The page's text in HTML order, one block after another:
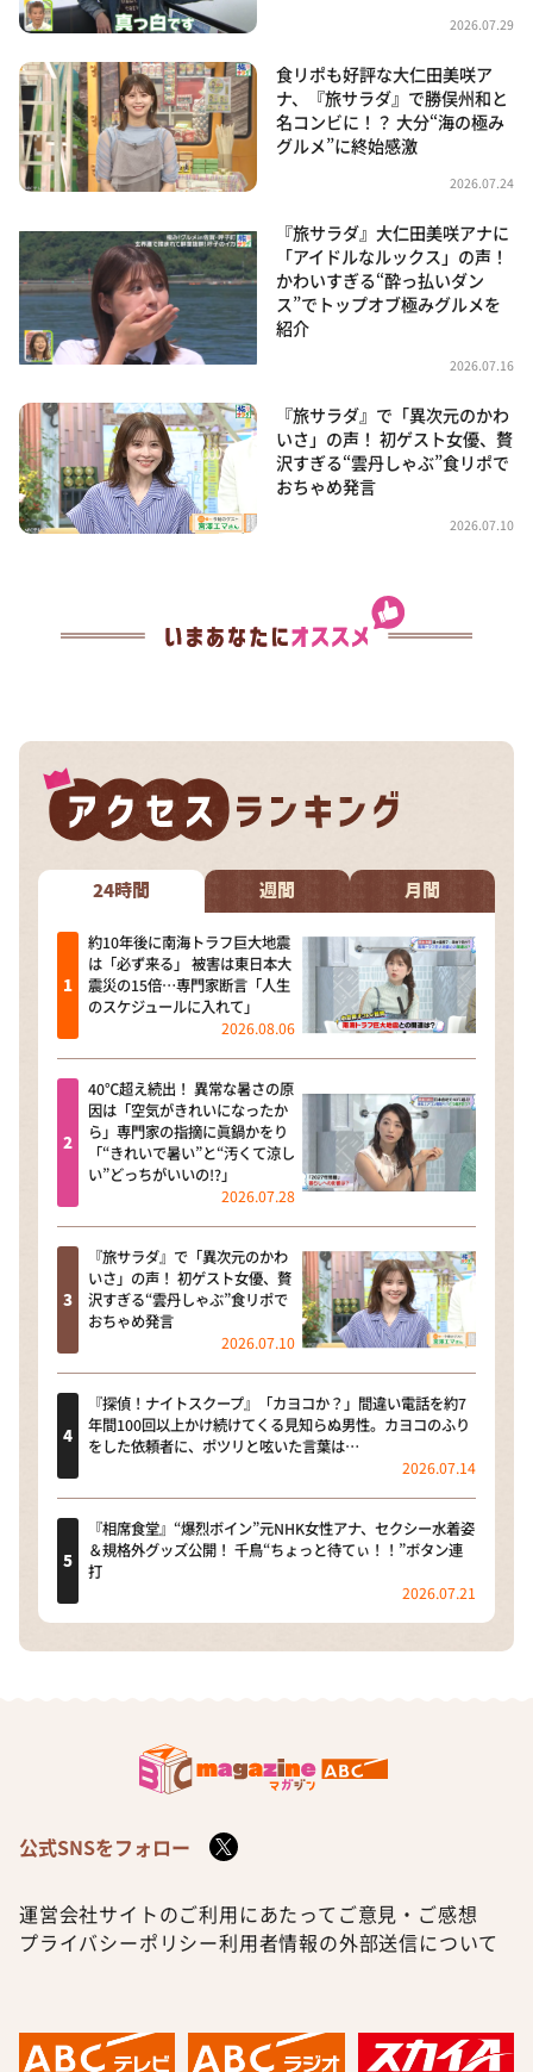
2026.07.29
食リポも好評な大仁田美咲ア
ナ、『旅サラダ』で勝俣州和と
名コンビに！？ 大分“海の極み
グルメ”に終始感激
2026.07.24
『旅サラダ』大仁田美咲アナに
「アイドルなルックス」の声！
かわいすぎる“酔っ払いダン
ス”でトップオブ極みグルメを
紹介
2026.07.16
『旅サラダ』で「異次元のかわ
いさ」の声！ 初ゲスト女優、贅
沢すぎる“雲丹しゃぶ”食リポで
おちゃめ発言
2026.07.10
24時間 週間 月間
約10年後に南海トラフ巨大地震
は「必ず来る」 被害は東日本大
震災の15倍…専門家断言「人生
のスケジュールに入れて」
2026.08.06
40℃超え続出！ 異常な暑さの原
因は「空気がきれいになったか
ら」専門家の指摘に眞鍋かをり
「“きれいで暑い”と“汚くて涼し
い”どっちがいいの!?」
2026.07.28
『旅サラダ』で「異次元のかわ
いさ」の声！ 初ゲスト女優、贅
沢すぎる“雲丹しゃぶ”食リポで
おちゃめ発言
2026.07.10
『探偵！ナイトスクープ』「カヨコか？」間違い電話を約7
年間100回以上かけ続けてくる見知らぬ男性。カヨコのふり
をした依頼者に、ポツリと呟いた言葉は…
2026.07.14
『相席食堂』“爆烈ボイン”元NHK女性アナ、セクシー水着姿
＆規格外グッズ公開！ 千鳥“ちょっと待てぃ！！”ボタン連
打
2026.07.21
公式SNSをフォロー
運営会社サイトのご利用にあたって ご意見・ご感想
プライバシーポリシー利用者情報の外部送信について